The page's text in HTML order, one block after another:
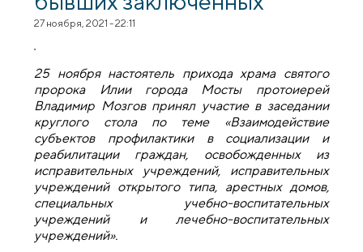
27 ноября, 2021 - 22:11
25 ноября настоятель прихода храма святого
пророка Илии города Мосты протоиерей
Владимир Мозгов принял участие в заседании
круглого стола по теме «Взаимодействие
субъектов профилактики в социализации и
реабилитации граждан, освобожденных из
исправительных учреждений, исправительных
учреждений открытого типа, арестных домов,
специальных учебно-воспитательных
учреждений и лечебно-воспитательных
учреждений».